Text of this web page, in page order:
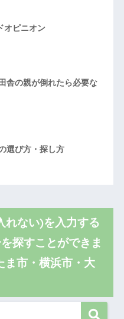
オピニオン
舎の親が倒れたら必要な
選び方・探し方
れない)を入力する
探すことができま
ま市・横浜市・大